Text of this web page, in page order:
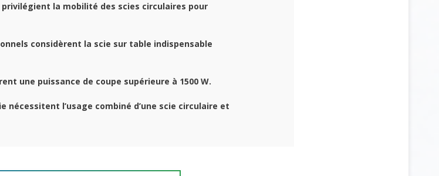
la mobilité des scies circulaires pour
considèrent la scie sur table indispensable
une puissance de coupe supérieure à 1500 W.
nécessitent l’usage combiné d’une scie circulaire et